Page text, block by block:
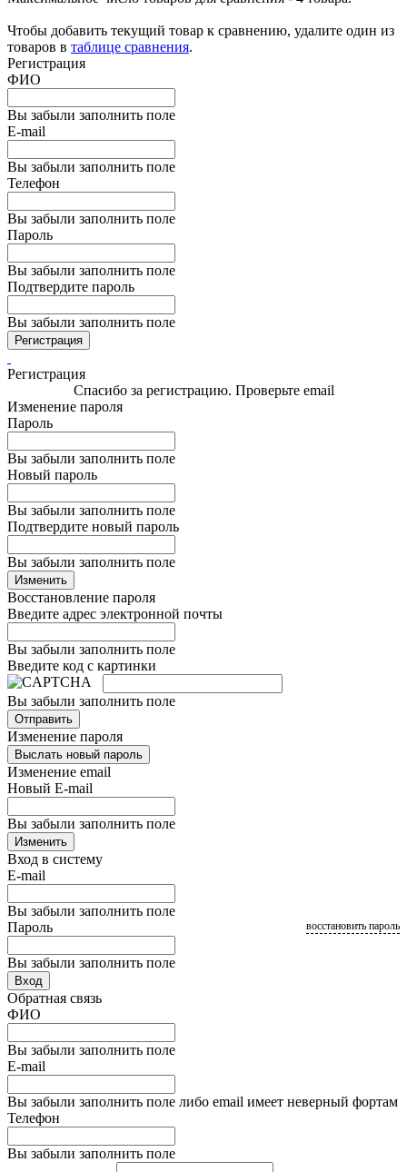
Чтобы добавить текущий товар к сравнению, удалите один из
товаров в таблице сравнения.
Регистрация
ФИО
Вы забыли заполнить поле
E-mail
Вы забыли заполнить поле
Телефон
Вы забыли заполнить поле
Пароль
Вы забыли заполнить поле
Подтвердите пароль
Вы забыли заполнить поле
Регистрация
Регистрация
Спасибо за регистрацию. Проверьте email
Изменение пароля
Пароль
Вы забыли заполнить поле
Новый пароль
Вы забыли заполнить поле
Подтвердите новый пароль
Вы забыли заполнить поле
Изменить
Восстановление пароля
Введите адрес электронной почты
Вы забыли заполнить поле
Введите код с картинки
Вы забыли заполнить поле
Отправить
Изменение пароля
Выслать новый пароль
Изменение email
Новый E-mail
Вы забыли заполнить поле
Изменить
Вход в систему
E-mail
Вы забыли заполнить поле
Пароль
Вы забыли заполнить поле
восстановить пароль
Вход
Обратная связь
ФИО
Вы забыли заполнить поле
E-mail
Вы забыли заполнить поле либо email имеет неверный фортам
Телефон
Вы забыли заполнить поле